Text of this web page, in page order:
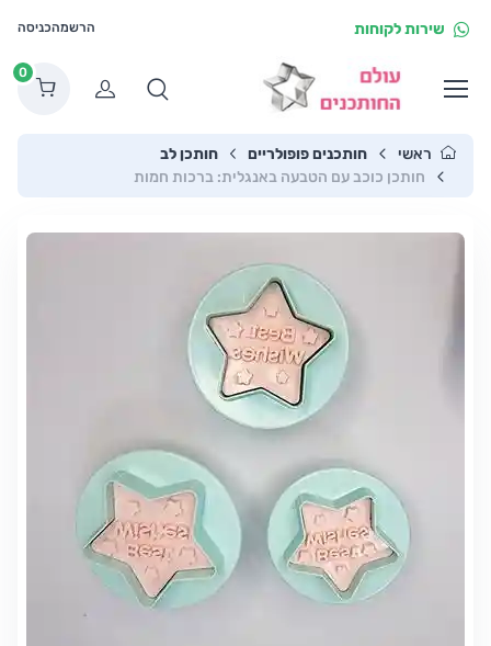
שירות לקוחות הרשמהכניסה
הרשמה
0
ראשי חותכנים פופולריים
חותכן לב
חותכן כוכב עם הטבעה באנגלית: ברכות חמות